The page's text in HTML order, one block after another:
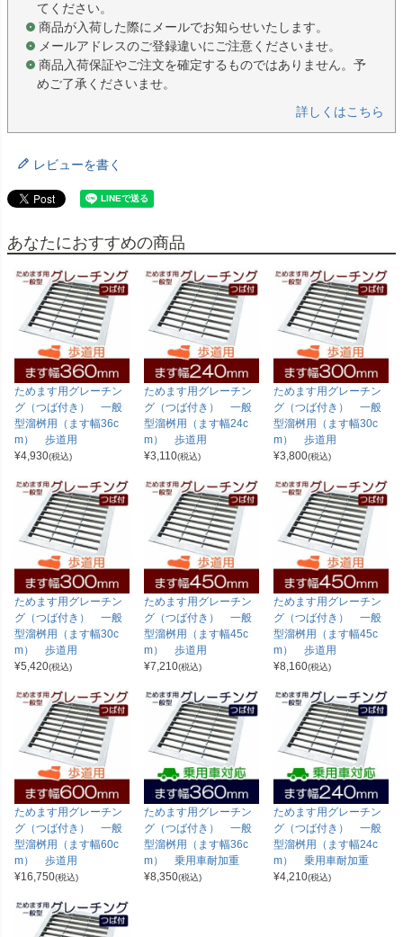
てください。
商品が入荷した際にメールでお知らせいたします。
メールアドレスのご登録違いにご注意くださいませ。
商品入荷保証やご注文を確定するものではありません。予
めご了承くださいませ。
詳しくはこちら
レビューを書く
あなたにおすすめの商品
ためます用グレーチン
グ（つば付き） 一般
型溜桝用（ます幅36c
m） 歩道用
¥4,930(税込)
ためます用グレーチン
グ（つば付き） 一般
型溜桝用（ます幅24c
m） 歩道用
¥3,110(税込)
ためます用グレーチン
グ（つば付き） 一般
型溜桝用（ます幅30c
m） 歩道用
¥3,800(税込)
ためます用グレーチン
グ（つば付き） 一般
型溜桝用（ます幅30c
m） 歩道用
¥5,420(税込)
ためます用グレーチン
グ（つば付き） 一般
型溜桝用（ます幅45c
m） 歩道用
¥7,210(税込)
ためます用グレーチン
グ（つば付き） 一般
型溜桝用（ます幅45c
m） 歩道用
¥8,160(税込)
ためます用グレーチン
グ（つば付き） 一般
型溜桝用（ます幅60c
m） 歩道用
¥16,750(税込)
ためます用グレーチン
グ（つば付き） 一般
型溜桝用（ます幅36c
m） 乗用車耐加重
¥8,350(税込)
ためます用グレーチン
グ（つば付き） 一般
型溜桝用（ます幅24c
m） 乗用車耐加重
¥4,210(税込)